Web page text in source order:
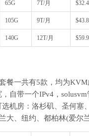
65G 7T/月
105G 9T/月
140G 12T/月
餐一共有5款，均为KVM
，自带一个IPv4，
选机房：洛杉矶、圣何塞
大、纽约、都柏林(爱尔兰